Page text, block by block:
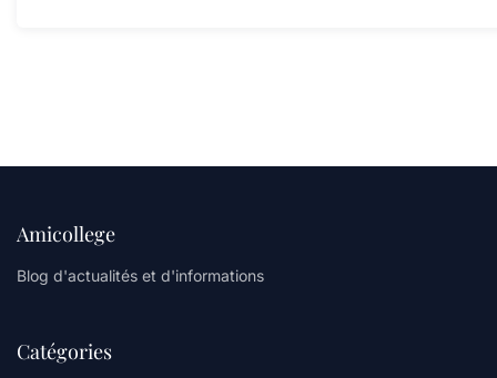
Amicollege
Blog d'actualités et d'informations
Catégories